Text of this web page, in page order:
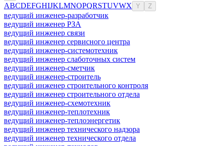
ABCDEFGHIJKLMNOPQRSTUVWX Y Z
ведущий инженер-разработчик
ведущий инженер РЗА
ведущий инженер связи
ведущий инженер сервисного центра
ведущий инженер-системотехник
ведущий инженер слаботочных систем
ведущий инженер-сметчик
ведущий инженер-строитель
ведущий инженер строительного контроля
ведущий инженер строительного отдела
ведущий инженер-схемотехник
ведущий инженер-теплотехник
ведущий инженер-теплоэнергетик
ведущий инженер технического надзора
ведущий инженер технического отдела